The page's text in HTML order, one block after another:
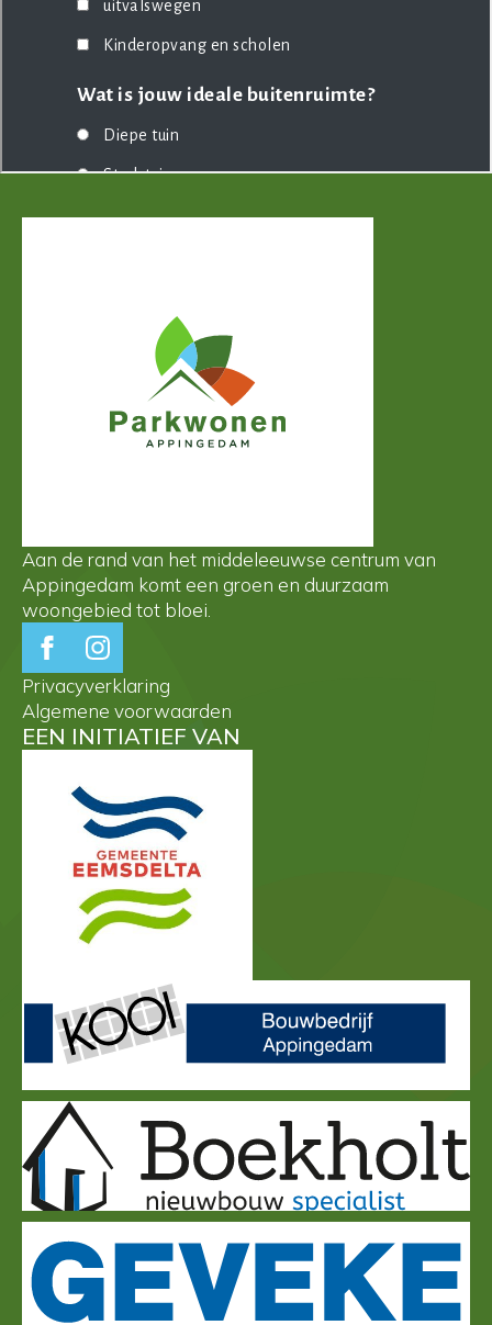
Aan de rand van het middeleeuwse centrum van
Appingedam komt een groen en duurzaam
woongebied tot bloei.
Privacyverklaring
Algemene voorwaarden
EEN INITIATIEF VAN